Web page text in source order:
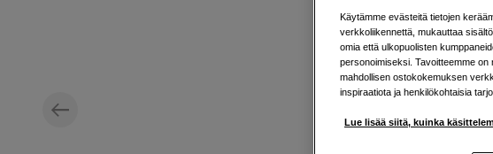
Käytämme evästeitä tietojen
verkkoliikennettä, mukauttaa
omia että ulkopuolisten
personoimiseksi. Tavoitteemme on
mahdollisen ostokokemuksen
inspiraatiota ja henkilökohtaisia
Lue lisää siitä, kuinka